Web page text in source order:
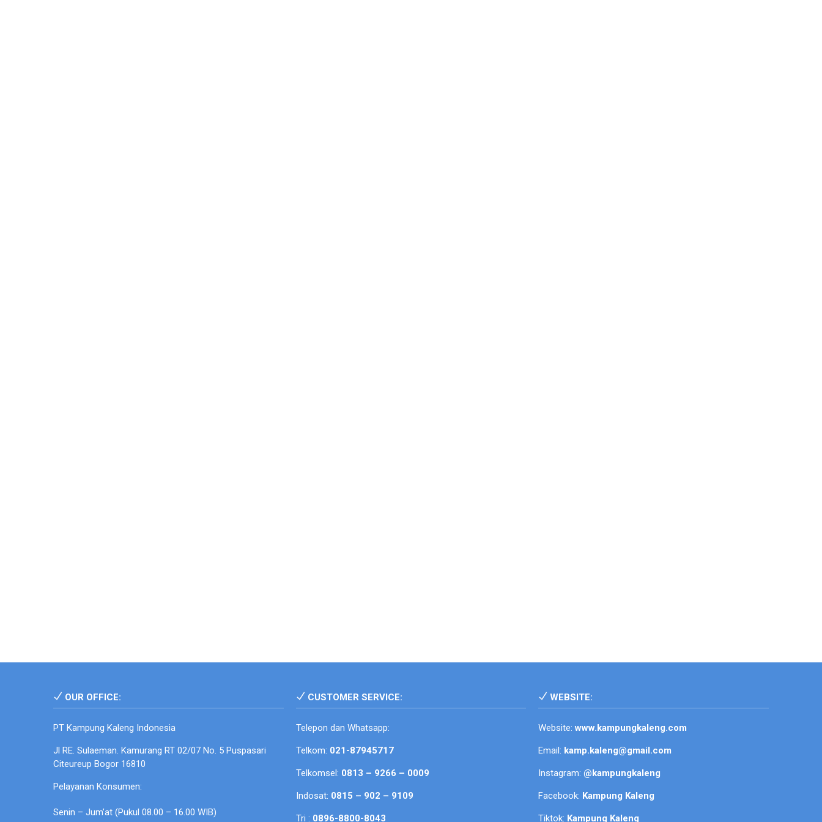
OUR OFFICE:
PT Kampung Kaleng Indonesia
Jl RE. Sulaeman. Kamurang RT 02/07 No. 5 Puspasari
Citeureup Bogor 16810
Pelayanan Konsumen:
Senin – Jum’at (Pukul 08.00 – 16.00 WIB)
CUSTOMER SERVICE:
Telepon dan Whatsapp:
Telkom: 021-87945717
Telkomsel: 0813 – 9266 – 0009
Indosat: 0815 – 902 – 9109
Tri : 0896-8800-8043
WEBSITE:
Website:www.kampungkaleng.com
Email: kamp.kaleng@gmail.com
Instagram:@kampungkaleng
Facebook: Kampung Kaleng
Tiktok: Kampung Kaleng